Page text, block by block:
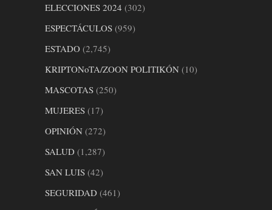
ELECCIONES 2024 (302)
ESPECTÁCULOS (959)
ESTADO (2,745)
KRIPTONoTA/ZOON POLITIKÓN (10)
MASCOTAS (250)
MUJERES (17)
OPINIÓN (272)
SALUD (1,287)
SAN LUIS (42)
SEGURIDAD (461)